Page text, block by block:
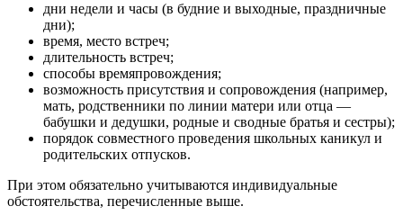
дни недели и часы (в будние и выходные, праздничные
дни);
время, место встреч;
длительность встреч;
способы времяпровождения;
возможность присутствия и сопровождения (например,
мать, родственники по линии матери или отца —
бабушки и дедушки, родные и сводные братья и сестры);
порядок совместного проведения школьных каникул и
родительских отпусков.
При этом обязательно учитываются индивидуальные
обстоятельства, перечисленные выше.